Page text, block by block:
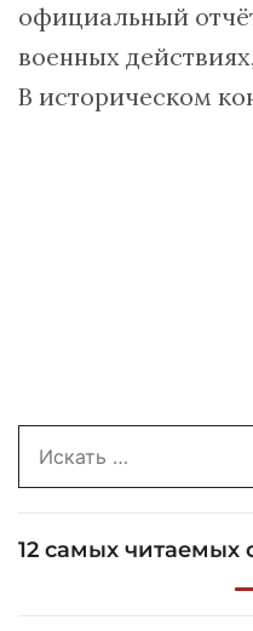
официальный
военных
В историческом
for:
12 самых читаемых